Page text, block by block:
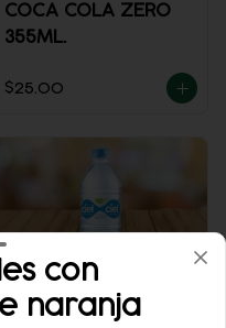
COCA COLA ZERO
355ML.
$25.00
con
naranja